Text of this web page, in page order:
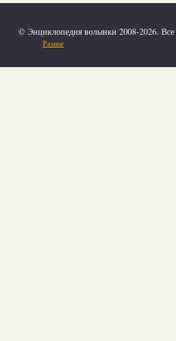
© Энциклопедия волынки 2008-2026.
Разное